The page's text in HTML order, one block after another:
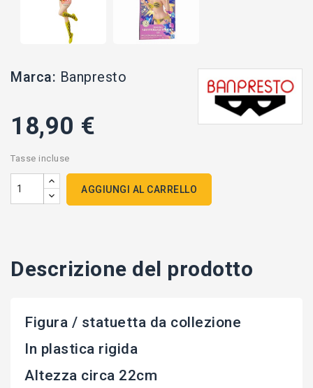
Marca: Banpresto
18,90 €
Tasse incluse
AGGIUNGI AL CARRELLO
Descrizione del prodotto
Figura / statuetta da collezione
In plastica rigida
Altezza circa 22cm